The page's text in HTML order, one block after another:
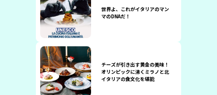
世界よ、これがイタリアのマン
マのDNAだ！
チーズが引き出す黄金の美味！
オリンピックに沸くミラノと北
イタリアの食文化を堪能